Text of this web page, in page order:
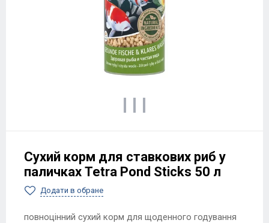
Сухий корм для ставкових риб у
паличках Tetra Pond Sticks 50 л
Додати в обране
повноцінний сухий корм для щоденного годування